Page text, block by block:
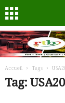
Accueil Tags
Tag: